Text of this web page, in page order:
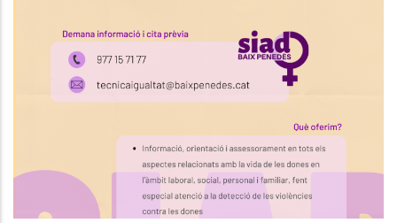
Horaris D'atenció Del SIAD BAIX
PENEDÈS